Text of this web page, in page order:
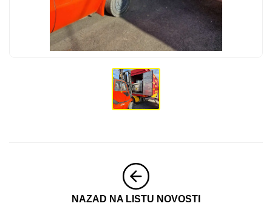
NAZAD NA LISTU NOVOSTI